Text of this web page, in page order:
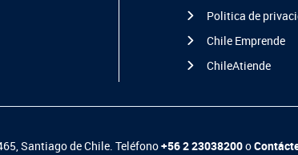
Politica de
Chile Emprende
ChileAtiende
Santiago de Chile. Teléfono+56 2 23038200o